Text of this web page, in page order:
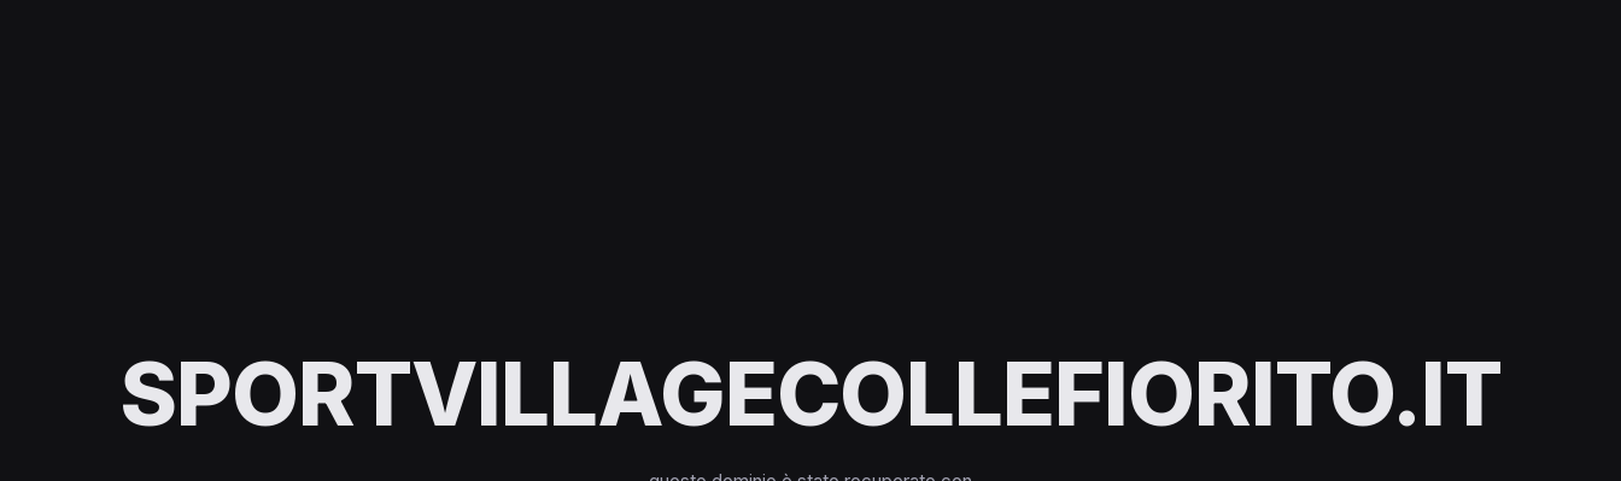
SPORTVILLAGECOLLEFIORITO.IT